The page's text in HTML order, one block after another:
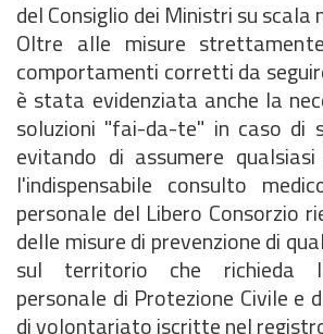
del Consiglio dei Ministri su scala
Oltre alle misure
comportamenti corretti da
è stata evidenziata anche la
soluzioni "fai-da-te" in caso di
evitando di assumere
l'indispensabile consulto
personale del Libero Consorzio
delle misure di prevenzione di
sul territorio che richieda
personale di Protezione Civile e
di volontariato iscritte nel